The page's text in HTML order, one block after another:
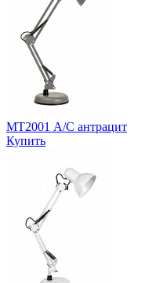
MT2001 А/С антрацит
Купить